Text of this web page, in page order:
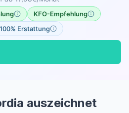
KFO-Empfehlung
Erstattung
auszeichnet